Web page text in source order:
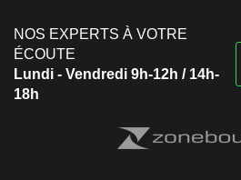
NOS EXPERTS À VOTRE
ÉCOUTE
Lundi - Vendredi 9h-12h / 14h-
18h